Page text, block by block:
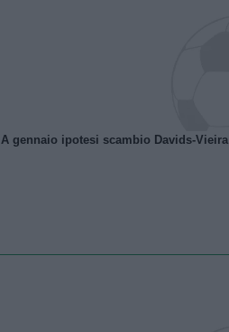
A gennaio ipotesi scambio Davids-Vieira